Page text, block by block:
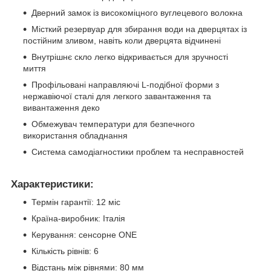
Дверний замок із високоміцного вуглецевого волокна
Місткий резервуар для збирання води на дверцятах із
постійним зливом, навіть коли дверцята відчинені
Внутрішнє скло легко відкривається для зручності
миття
Профільовані направляючі L-подібної форми з
нержавіючої сталі для легкого завантаження та
вивантаження деко
Обмежувач температури для безпечного
використання обладнання
Система самодіагностики проблем та несправностей
Характеристики:
Термін гарантії: 12 міс
Країна-виробник: Італія
Керування: сенсорне ONE
Кількість рівнів: 6
Відстань між рівнями: 80 мм